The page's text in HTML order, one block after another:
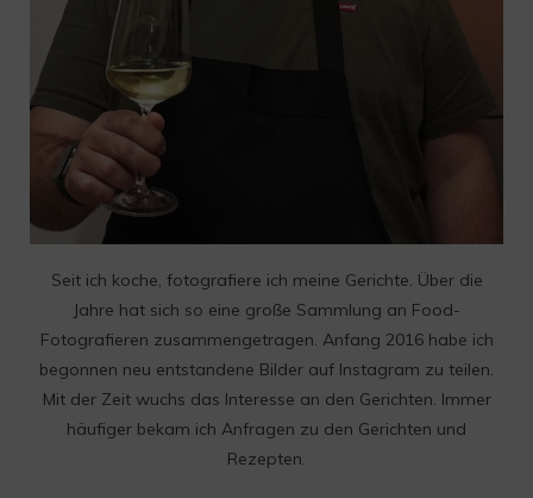
Seit ich koche, fotografiere ich meine Gerichte. Über die
Jahre hat sich so eine große Sammlung an Food-
Fotografieren zusammengetragen. Anfang 2016 habe ich
begonnen neu entstandene Bilder auf Instagram zu teilen.
Mit der Zeit wuchs das Interesse an den Gerichten. Immer
häufiger bekam ich Anfragen zu den Gerichten und
Rezepten.